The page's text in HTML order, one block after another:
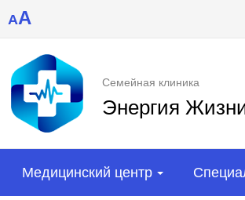
AA
Семейная клиника
Энергия
Медицинский центр